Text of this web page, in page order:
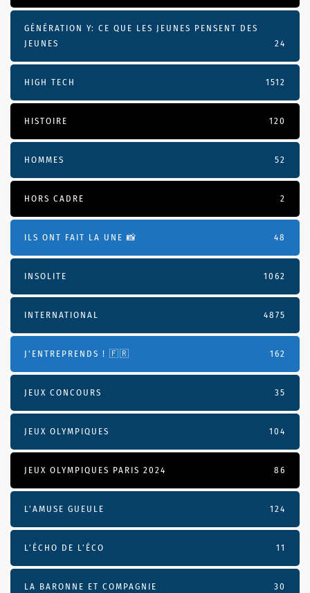
GÉNÉRATION Y: CE QUE LES JEUNES PENSENT DES
JEUNES
24
HIGH TECH 1512
HISTOIRE 120
HOMMES 52
HORS CADRE 2
ILS ONT FAIT LA UNE 📸 48
INSOLITE 1062
INTERNATIONAL 4875
J'ENTREPRENDS ! 🇫🇷 162
JEUX CONCOURS 35
JEUX OLYMPIQUES 104
JEUX OLYMPIQUES PARIS 2024 86
L'AMUSE GUEULE 124
L’ÉCHO DE L’ÉCO 11
LA BARONNE ET COMPAGNIE 30